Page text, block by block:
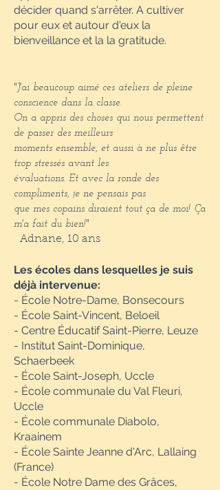
décider quand s'arrêter. A cultiver
pour eux et autour d'eux la
bienveillance et la la gratitude.
" J'ai beaucoup aimé ces ateliers de pleine
conscience dans la classe.
On a appris des choses qui nous permettent
de passer des meilleurs
moments ensemble, et aussi à ne plus être
trop stressés avant les
évaluations. Et avec la ronde des
compliments, je ne pensais pas
que mes copains diraient tout ça de moi! Ça
m'a fait du bien!"
Adnane, 10 ans
Les écoles dans lesquelles je suis
déjà intervenue:
- École Notre-Dame, Bonsecours
- École Saint-Vincent, Beloeil
- Centre Éducatif Saint-Pierre, Leuze
- Institut Saint-Dominique,
Schaerbeek
- École Saint-Joseph, Uccle
- École communale du Val Fleuri,
Uccle
- École communale Diabolo,
Kraainem
- École Sainte Jeanne d'Arc, Lallaing
(France)
- École Notre Dame des Grâces,